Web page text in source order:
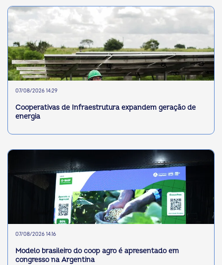
07/08/2026 14:29
Cooperativas de Infraestrutura expandem geração de
energia
07/08/2026 14:16
Modelo brasileiro do coop agro é apresentado em
congresso na Argentina